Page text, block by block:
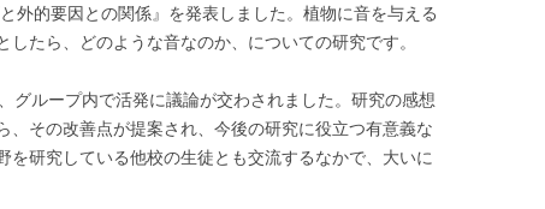
外的要因との関係』を発表しました。植物に音を与える
たら、どのような音なのか、についての研究です。
グループ内で活発に議論が交わされました。研究の感想
、その改善点が提案され、今後の研究に役立つ有意義な
を研究している他校の生徒とも交流するなかで、大いに